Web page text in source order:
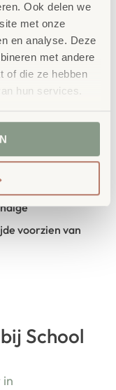
Ook delen we
met onze
en analyse. Deze
met andere
of die ze hebben
hun services.
wandkast van
kleintjes boven
een speentje
met
op de
6 (B 60cm), 8 (B
voorzien van
School
in